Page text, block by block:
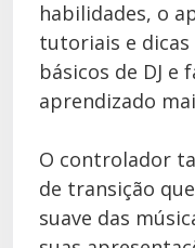
habilidades, o
tutoriais e dicas
básicos de DJ e
aprendizado
O controlador
de transição
suave das